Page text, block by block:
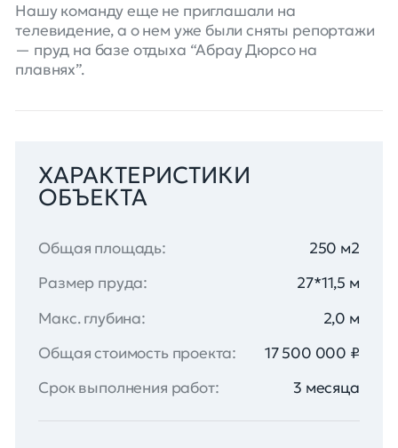
ХАРАКТЕРИСТИКИ
ОБЪЕКТА
Общая площадь:
250 м2
Размер пруда:
27*11,5 м
Макс. глубина:
2,0 м
Общая стоимость проекта:
17 500 000 ₽
Срок выполнения работ:
3 месяца
Нашу команду еще не приглашали на
телевидение, а о нем уже были сняты репортажи
— пруд на базе отдыха “Абрау Дюрсо на
плавнях”.